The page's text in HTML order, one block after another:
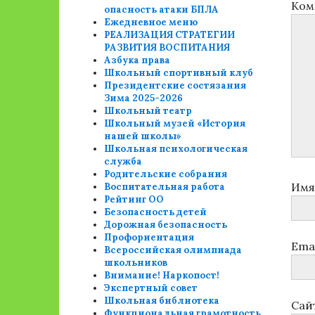
Имя
опасность атаки БПЛА
Ежедневное меню
РЕАЛИЗАЦИЯ СТРАТЕГИИ
РАЗВИТИЯ ВОСПИТАНИЯ
Азбука права
Школьный спортивный клуб
Президентские состязания
Зима 2025-2026
Школьный театр
Школьный музей «История
нашей школы»
Школьная психологическая
служба
Родительские собрания
Воспитательная работа
Рейтинг ОО
Безопасность детей
Дорожная безопасность
Профориентация
Всероссийская олимпиада
школьников
Внимание! Наркопост!
Экспертный совет
Школьная библиотека